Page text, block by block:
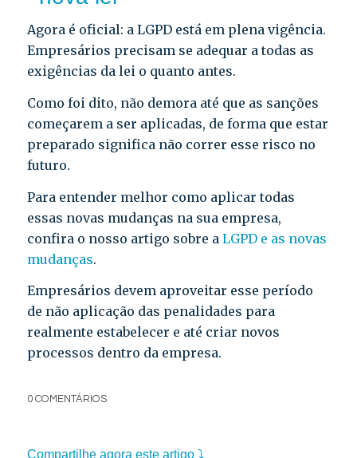
Agora é oficial: a LGPD está em plena vigência.
Empresários precisam se adequar a todas as
exigências da lei o quanto antes.
Como foi dito, não demora até que as sanções
começarem a ser aplicadas, de forma que estar
preparado significa não correr esse risco no
futuro.
Para entender melhor como aplicar todas
essas novas mudanças na sua empresa,
confira o nosso artigo sobre a LGPD e as novas
mudanças.
Empresários devem aproveitar esse período
de não aplicação das penalidades para
realmente estabelecer e até criar novos
processos dentro da empresa.
0 COMENTÁRIOS
Compartilhe agora este artigo ⤵